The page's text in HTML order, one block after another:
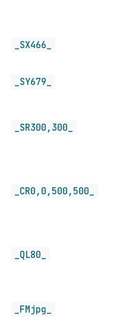
_SX466_
_SY679_
_SR300,300_
_CR0,0,500,500_
_QL80_
_FMjpg_